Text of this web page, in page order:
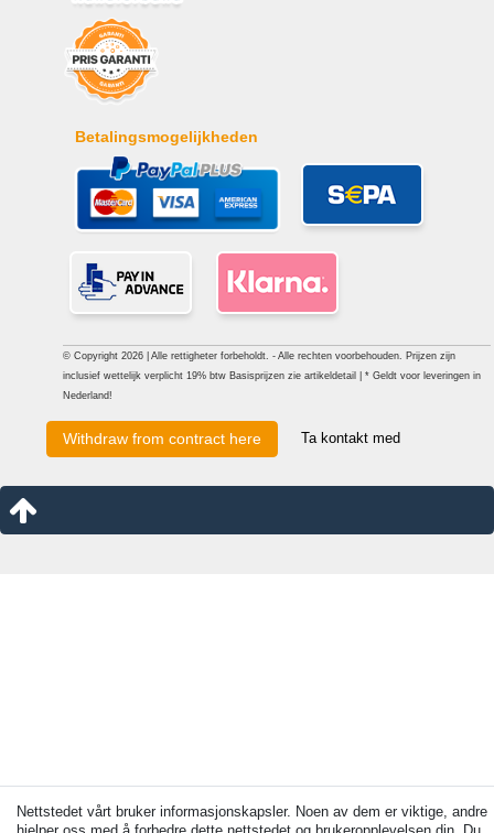
Betalingsmogelijkheden
© Copyright 2026 | Alle rettigheter forbeholdt. - Alle rechten voorbehouden. Prijzen zijn
inclusief wettelijk verplicht 19% btw Basisprijzen zie artikeldetail | * Geldt voor leveringen in
Nederland!
Withdraw from contract here Ta kontakt med
Nettstedet vårt bruker informasjonskapsler. Noen av dem er viktige, andre